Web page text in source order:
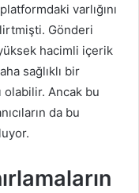
varlığını
Gönderi
hacimli içerik
sağlıklı bir
olabilir. Ancak bu
da bu